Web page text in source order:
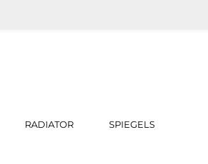
RADIATOR SPIEGELS